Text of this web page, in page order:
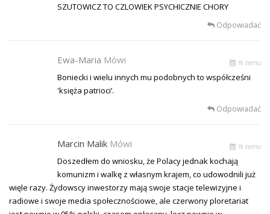
SZUTOWICZ TO CZLOWIEK PSYCHICZNIE CHORY
Odpowiadać
Ewa-Maria Mówi % temu
Boniecki i wielu innych mu podobnych to współcześni
'księża patrioci’.
Odpowiadać
Marcin Malik Mówi % temu
Doszedłem do wniosku, że Polacy jednak kochają
komunizm i walkę z własnym krajem, co udowodnili już
więle razy. Żydowscy inwestorzy mają swoje stacje telewizyjne i
radiowe i swoje media społecznościowe, ale czerwony ploretariat